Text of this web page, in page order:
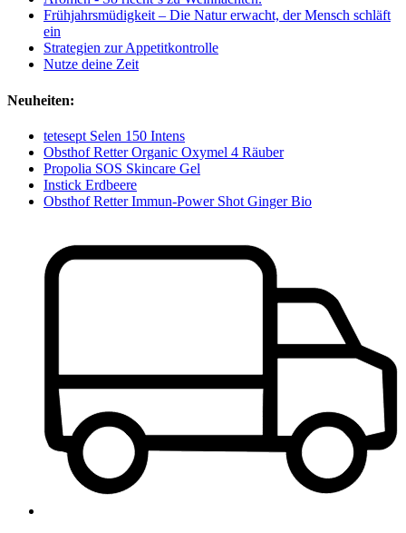
Frühjahrsmüdigkeit – Die Natur erwacht, der Mensch schläft
ein
Strategien zur Appetitkontrolle
Nutze deine Zeit
Neuheiten:
tetesept Selen 150 Intens
Obsthof Retter Organic Oxymel 4 Räuber
Propolia SOS Skincare Gel
Instick Erdbeere
Obsthof Retter Immun-Power Shot Ginger Bio